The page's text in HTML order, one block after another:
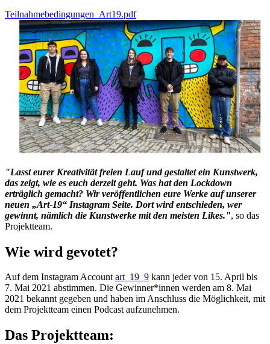
Teilnahmebedingungen_Art19.pdf
"Lasst eurer Kreativität freien Lauf und gestaltet ein Kunstwerk,
das zeigt, wie es euch derzeit geht. Was hat den Lockdown
erträglich gemacht? Wir veröffentlichen eure Werke auf unserer
neuen „Art-19“ Instagram Seite. Dort wird entschieden, wer
gewinnt, nämlich die Kunstwerke mit den meisten Likes.", so das
Projektteam.
Wie wird gevotet?
Auf dem Instagram Accountart_19_9 kann jeder von 15. April bis
7. Mai 2021 abstimmen. Die Gewinner*innen werden am 8. Mai
2021 bekannt gegeben und haben im Anschluss die Möglichkeit, mit
dem Projektteam einen Podcast aufzunehmen.
Das Projektteam: